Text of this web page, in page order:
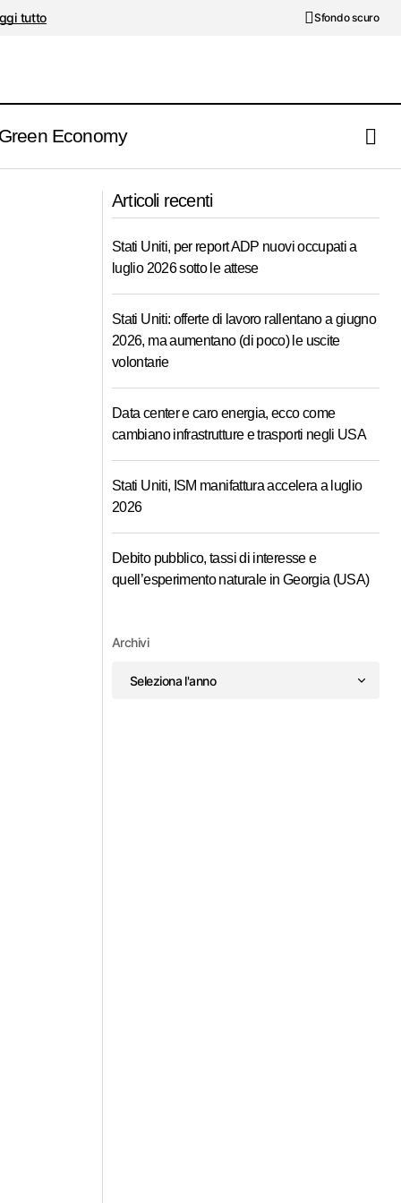
tutto Sfondo scuro
Economy
riscoperta della Kindleberger Trap
Articoli recenti
Stati Uniti, per report ADP nuovi occupati a
luglio 2026 sotto le attese
Stati Uniti: offerte di lavoro rallentano a giugno
2026, ma aumentano (di poco) le uscite
volontarie
Data center e caro energia, ecco come
cambiano infrastrutture e trasporti negli USA
Stati Uniti, ISM manifattura accelera a luglio
2026
Debito pubblico, tassi di interesse e
quell’esperimento naturale in Georgia (USA)
Archivi